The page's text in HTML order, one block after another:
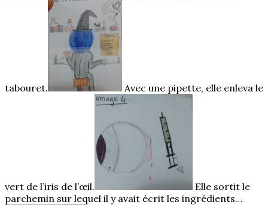
tabouret. Avec une pipette, elle enleva le
vert de l’iris de l’œil.
Elle sortit le
parchemin sur lequel il y avait écrit les ingrédients…